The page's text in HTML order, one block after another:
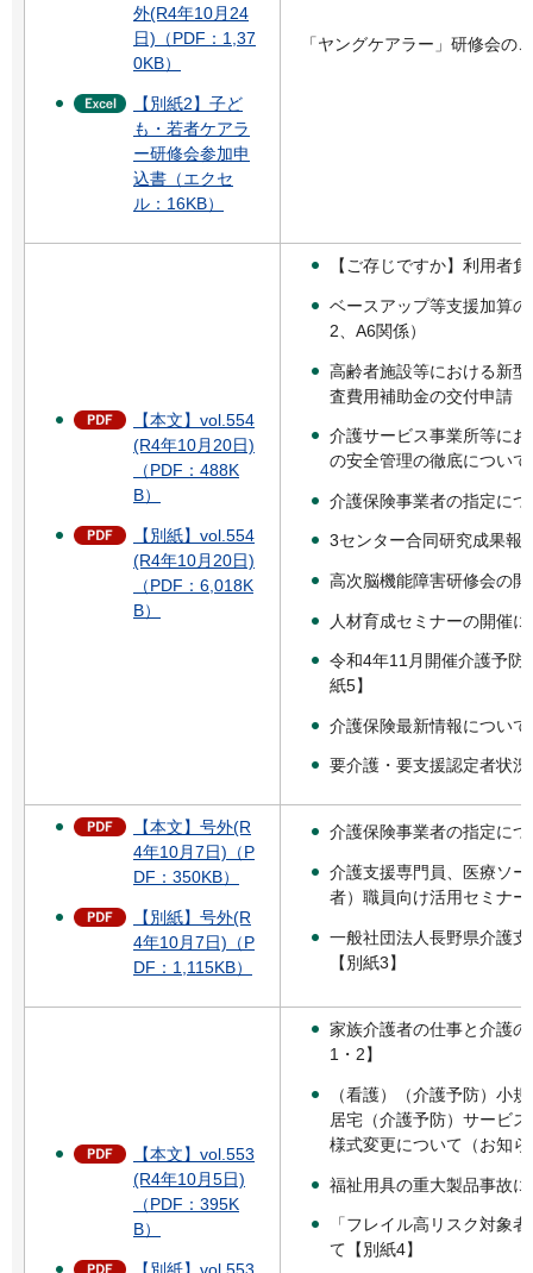
外(R4年10月24
日)（PDF：1,37
0KB）
【別紙2】子ど
も・若者ケアラ
ー研修会参加申
込書（エクセ
ル：16KB）
「ヤングケアラー」研修会の
【本文】vol.554
(R4年10月20日)
（PDF：488K
B）
【別紙】vol.554
(R4年10月20日)
（PDF：6,018K
B）
【ご存じですか】利用者
ベースアップ等支援加算
2、A6関係）
高齢者施設等における新
査費用補助金の交付申請
介護サービス事業所等に
の安全管理の徹底につい
介護保険事業者の指定につ
3センター合同研究成果報
高次脳機能障害研修会の
人材育成セミナーの開催
令和4年11月開催介護予防
紙5】
介護保険最新情報について
要介護・要支援認定者状
【本文】号外(R
4年10月7日)（P
DF：350KB）
【別紙】号外(R
4年10月7日)（P
DF：1,115KB）
介護保険事業者の指定につ
介護支援専門員、医療ソ
者）職員向け活用セミナ
一般社団法人長野県介護
【別紙3】
【本文】vol.553
(R4年10月5日)
（PDF：395K
B）
家族介護者の仕事と介護
1・2】
（看護）（介護予防）小
居宅（介護予防）サービ
様式変更について（お知
福祉用具の重大製品事故
「フレイル高リスク対象
て【別紙4】